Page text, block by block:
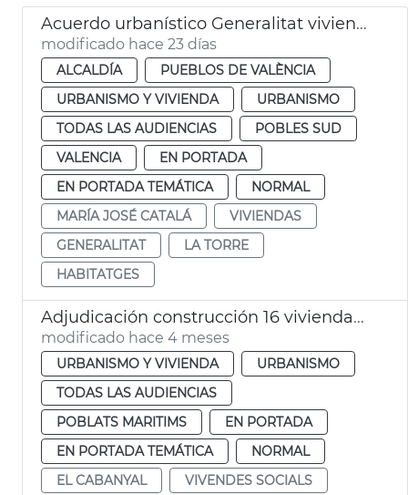
Acuerdo urbanístico Generalitat viviendas la Torre València
modificado hace 23 días
ALCALDÍA
PUEBLOS DE VALÈNCIA
URBANISMO Y VIVIENDA
URBANISMO
TODAS LAS AUDIENCIAS
POBLES SUD
VALENCIA
EN PORTADA
EN PORTADA TEMÁTICA
NORMAL
MARÍA JOSÉ CATALÁ
VIVIENDAS
GENERALITAT
LA TORRE
HABITATGES
Adjudicación construcción 16 viviendas sociales el Cabanyal
modificado hace 4 meses
URBANISMO Y VIVIENDA
URBANISMO
TODAS LAS AUDIENCIAS
POBLATS MARITIMS
EN PORTADA
EN PORTADA TEMÁTICA
NORMAL
EL CABANYAL
VIVENDES SOCIALS